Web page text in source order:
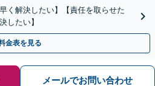
解決したい】【責任を取らせた
したい】
金表を見る
メールでお問い合わせ